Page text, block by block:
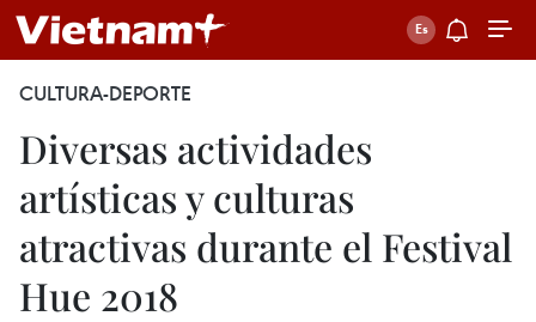
CULTURA-DEPORTE
Diversas actividades
artísticas y culturas
atractivas durante el Festival
Hue 2018